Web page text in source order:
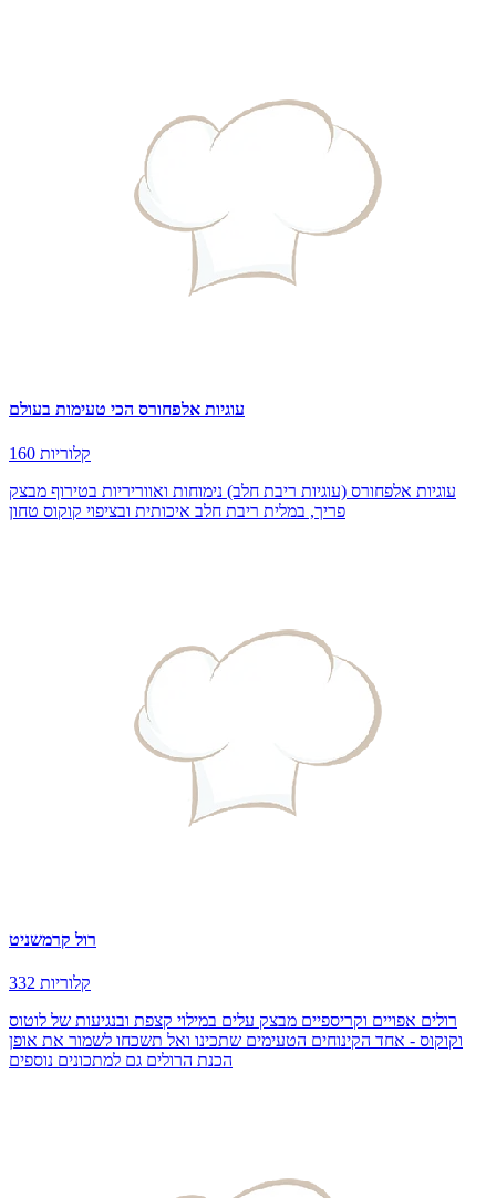
עוגיות אלפחורס הכי טעימות בעולם
160 קלוריות
עוגיות אלפחורס (עוגיות ריבת חלב) נימוחות ואווריריות בטירוף מבצק
פריך, במלית ריבת חלב איכותית ובציפוי קוקוס טחון
רול קרמשניט
332 קלוריות
רולים אפויים וקריספיים מבצק עלים במילוי קצפת ובנגיעות של לוטוס
וקוקוס - אחד הקינוחים הטעימים שתכינו ואל תשכחו לשמור את אופן
הכנת הרולים גם למתכונים נוספים